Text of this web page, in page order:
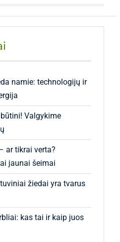
namie: technologijų ir
Valgykime
ar tikrai verta?
jaunai šeimai
žiedai yra tvarus
kas tai ir kaip juos